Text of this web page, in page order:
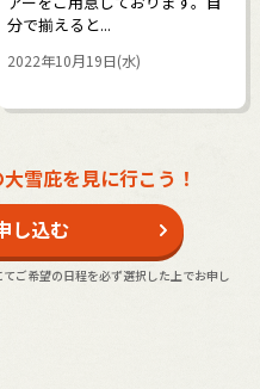
分で揃えると...
2022年10月19日(水)
雪庇を見に行こう！
し込む
ご希望の日程を必ず選択した上でお申し